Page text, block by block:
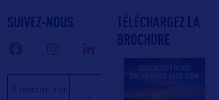
SUIVEZ-NOUS
S'inscrire à la
TÉLÉCHARGEZ LA
BROCHURE